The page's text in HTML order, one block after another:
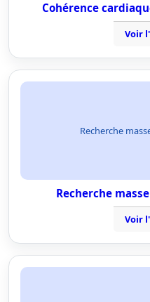
Cohérence
Voir
Recherche
Recherche
Voir